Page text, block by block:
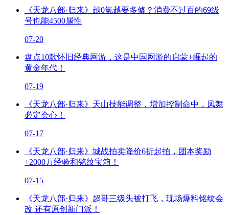
《天龙八部·归来》越0氪越要多修？消费不过百的69级
号也能4500属性
07-20
盘点10款怀旧经典网游，这是中国网游的启蒙+崛起的
黄金年代！
07-19
《天龙八部·归来》天山技能调整，增加控制命中，凤舞
必定会心！
07-17
《天龙八部·归来》城战拍卖降价6折起拍，团本奖励
+2000万经验和铭纹宝箱！
07-15
《天龙八部·归来》超哥三级头被打飞，现场爆料铭纹会
改 还有原创新门派！